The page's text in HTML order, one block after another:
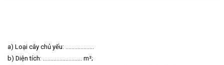
a) Loại cây chủ yếu: ……………….
b) Diện tích: …………………….. m²;